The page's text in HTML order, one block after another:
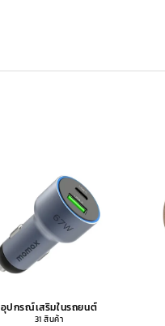
อุปกรณ์เสริมในรถยนต์
31 สินค้า